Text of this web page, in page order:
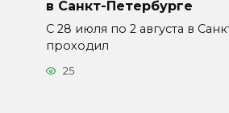
в Санкт-Петербурге
С 28 июля по 2 августа в
проходил
25